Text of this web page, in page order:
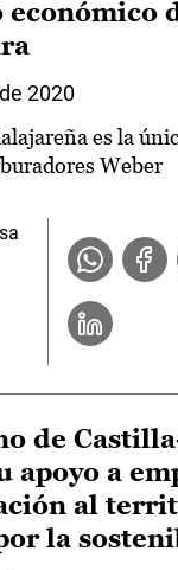
2020
es la
Weber
de
apoyo a
al
la